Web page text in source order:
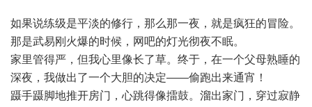
如果说练级是平淡的修行，那么那一夜，就是疯狂的冒险。
那是武易刚火爆的时候，网吧的灯光彻夜不眠。
家里管得严，但我心里像长了草。终于，在一个父母熟睡的
深夜，我做出了一个大胆的决定——偷跑出来通宵！
蹑手蹑脚地推开房门，心跳得像擂鼓。溜出家门，穿过寂静